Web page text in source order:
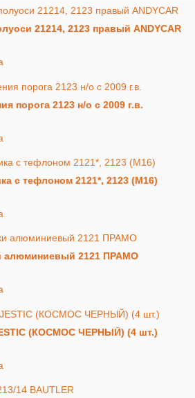
21214, 2123 правый ANDYCAR
порога 2123 н/о с 2009 г.в.
Гайка хвостовика с тефлоном 2121*, 2123 (М16)
алюминиевый 2121 ПРАМО
(КОСМОС ЧЕРНЫЙ) (4 шт.)